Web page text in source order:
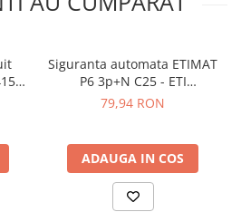
Siguranta automata ETIMAT
P6 3p+N C25 - ETI
001900432
79,94 RON
ADAUGA IN COS